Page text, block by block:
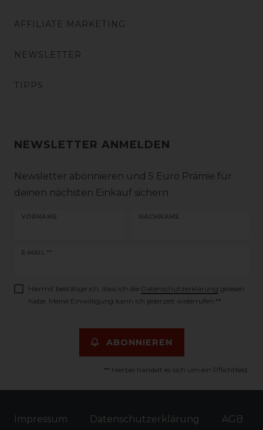
AFFILIATE MARKETING
NEWSLETTER
TIPPS
NEWSLETTER ANMELDEN
Newsletter abonnieren und 5 Euro Prämie für
deinen nächsten Einkauf sichern
VORNAME NACHNAME
E-MAIL **
Newsletter
Hiermit bestätige ich, dass ich die Daten­schutz­erklärung gelesen
habe. Meine Einwilligung kann ich jederzeit widerrufen.**
ABONNIEREN
** Hierbei handelt es sich um ein Pflichtfeld.
Impressum Daten­schutz­erklärung AGB